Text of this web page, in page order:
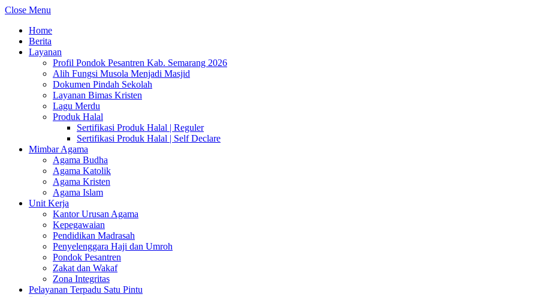
Close Menu
Home
Berita
Layanan
Profil Pondok Pesantren Kab. Semarang 2026
Alih Fungsi Musola Menjadi Masjid
Dokumen Pindah Sekolah
Layanan Bimas Kristen
Lagu Merdu
Produk Halal
Sertifikasi Produk Halal | Reguler
Sertifikasi Produk Halal | Self Declare
Mimbar Agama
Agama Budha
Agama Katolik
Agama Kristen
Agama Islam
Unit Kerja
Kantor Urusan Agama
Kepegawaian
Pendidikan Madrasah
Penyelenggara Haji dan Umroh
Pondok Pesantren
Zakat dan Wakaf
Zona Integritas
Pelayanan Terpadu Satu Pintu